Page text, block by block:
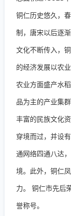
铜仁历史悠久，
制，唐宋以后逐
文化不断传入，
的经济发展以农
农业方面盛产水
品为主的产业集
丰富的民族文化
穿境而过，并设
通网络四通八达
境。此外，铜仁
力。 铜仁市先后
誉称号。